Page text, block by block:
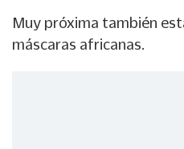
Muy próxima también
máscaras africanas.